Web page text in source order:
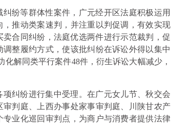
纷等群体性案件，广元经开区法庭积极运用
推动类案速判，并注重以判促调，有效实现
合同纠纷，法庭优选两件进行示范裁判，促
整履约方式，使该批纠纷在诉讼外得以集中
解同类平行案件48件，衍生诉讼大幅减少，
纠纷进行集中受理。在广元女儿节、秋交会
判庭、上西办事处家事审判庭、川陕甘农产
业化巡回审判点，为商户与消费者提供法律